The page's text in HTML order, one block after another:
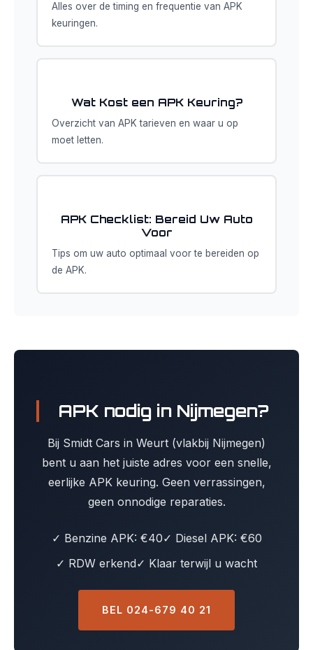
Alles over de timing en frequentie van APK
keuringen.
Wat Kost een APK Keuring?
Overzicht van APK tarieven en waar u op
moet letten.
APK Checklist: Bereid Uw Auto
Voor
Tips om uw auto optimaal voor te bereiden op
de APK.
APK nodig in Nijmegen?
Bij Smidt Cars in Weurt (vlakbij Nijmegen)
bent u aan het juiste adres voor een snelle,
eerlijke APK keuring. Geen verrassingen,
geen onnodige reparaties.
✓ Benzine APK: €40✓ Diesel APK: €60
✓ RDW erkend✓ Klaar terwijl u wacht
BEL 024-679 40 21